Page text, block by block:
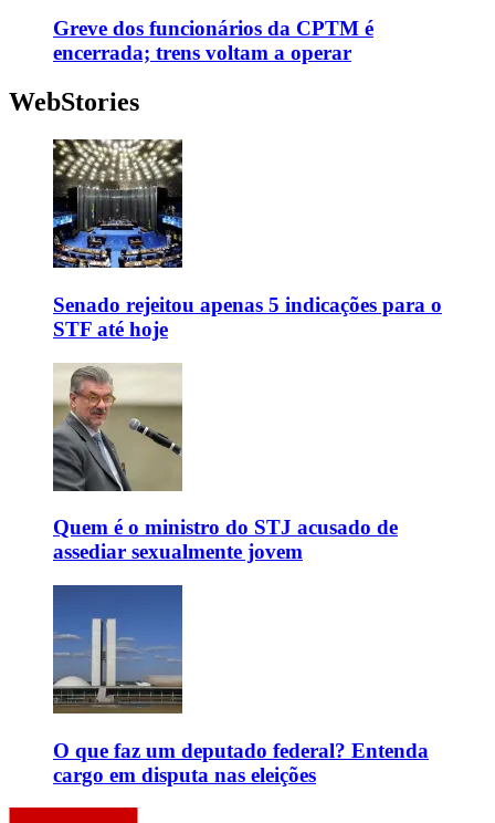
Greve dos funcionários da CPTM é
encerrada; trens voltam a operar
WebStories
Senado rejeitou apenas 5 indicações para o
STF até hoje
Quem é o ministro do STJ acusado de
assediar sexualmente jovem
O que faz um deputado federal? Entenda
cargo em disputa nas eleições